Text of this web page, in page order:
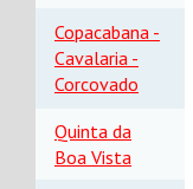
Copacabana -
Cavalaria -
Corcovado
Quinta da
Boa Vista